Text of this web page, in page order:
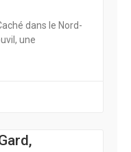
dans le Nord-
une